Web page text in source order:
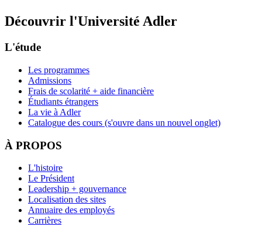
Découvrir l'Université Adler
L'étude
Les programmes
Admissions
Frais de scolarité + aide financière
Étudiants étrangers
La vie à Adler
Catalogue des cours (s'ouvre dans un nouvel onglet)
À PROPOS
L'histoire
Le Président
Leadership + gouvernance
Localisation des sites
Annuaire des employés
Carrières